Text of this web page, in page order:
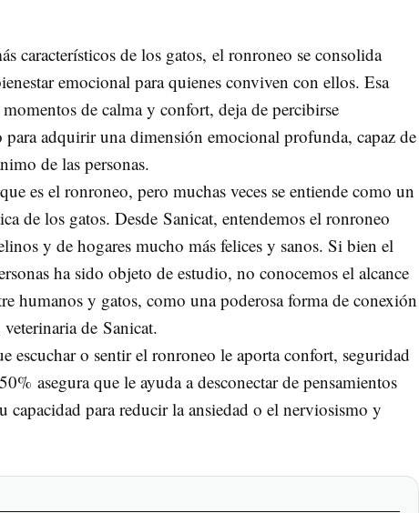
característicos de los gatos, el ronroneo se consolida
emocional para quienes conviven con ellos. Esa
de calma y confort, deja de percibirse
adquirir una dimensión emocional profunda, capaz de
de las personas.
es el ronroneo, pero muchas veces se entiende como un
de los gatos. Desde Sanicat, entendemos el ronroneo
y de hogares mucho más felices y sanos. Si bien el
ha sido objeto de estudio, no conocemos el alcance
humanos y gatos, como una poderosa forma de conexión
de Sanicat.
escuchar o sentir el ronroneo le aporta confort, seguridad
asegura que le ayuda a desconectar de pensamientos
capacidad para reducir la ansiedad o el nerviosismo y